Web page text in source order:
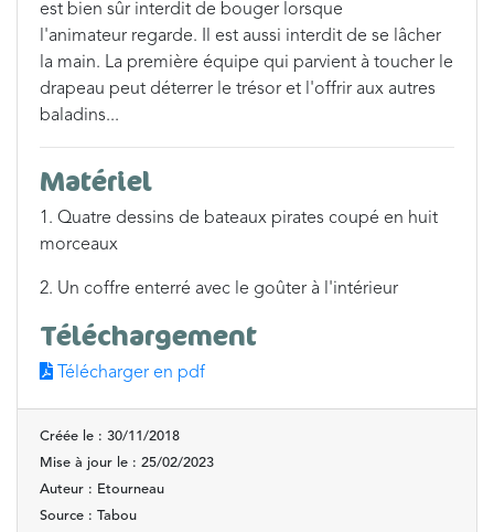
est bien sûr interdit de bouger lorsque
l'animateur regarde. Il est aussi interdit de se lâcher
la main. La première équipe qui parvient à toucher le
drapeau peut déterrer le trésor et l'offrir aux autres
baladins...
Matériel
1. Quatre dessins de bateaux pirates coupé en huit
morceaux
2. Un coffre enterré avec le goûter à l'intérieur
Téléchargement
Télécharger en pdf
Créée le : 30/11/2018
Mise à jour le : 25/02/2023
Auteur : Etourneau
Source : Tabou